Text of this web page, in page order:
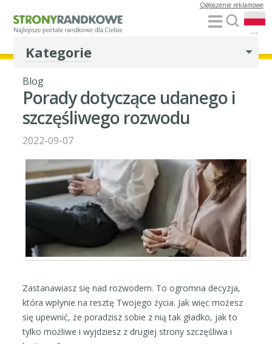
...
Ogłoszenie reklamowe
Kategorie
Blog
Porady dotyczące udanego i
szczęśliwego rozwodu
2022-09-07
Zastanawiasz się nad rozwodem. To ogromna decyzja,
która wpłynie na resztę Twojego życia. Jak więc możesz
się upewnić, że poradzisz sobie z nią tak gładko, jak to
tylko możliwe i wyjdziesz z drugiej strony szczęśliwa i